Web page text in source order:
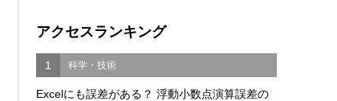
アクセスランキング
1 科学・技術
Excelにも誤差がある？ 浮動小数点演算誤差の